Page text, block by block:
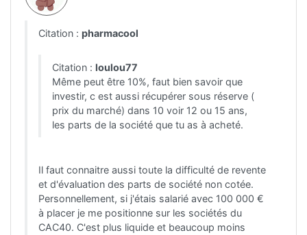
Citation : pharmacool
Citation : loulou77
Même peut être 10%, faut bien savoir que
investir, c est aussi récupérer sous réserve (
prix du marché) dans 10 voir 12 ou 15 ans,
les parts de la société que tu as à acheté.
Il faut connaitre aussi toute la difficulté de revente
et d'évaluation des parts de société non cotée.
Personnellement, si j'étais salarié avec 100 000 €
à placer je me positionne sur les sociétés du
CAC40. C'est plus liquide et beaucoup moins